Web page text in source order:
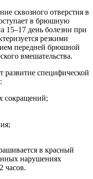
сквозного отверстия в
в брюшную
15–17 день болезни при
резкими
передней брюшной
вмешательства.
развитие специфической
сокращений;
в красный
нарушениях
часов.